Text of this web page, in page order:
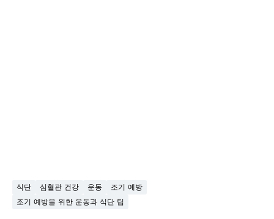
식단 심혈관 건강 운동
조기 예방
조기 예방을 위한 운동과 식단 팁